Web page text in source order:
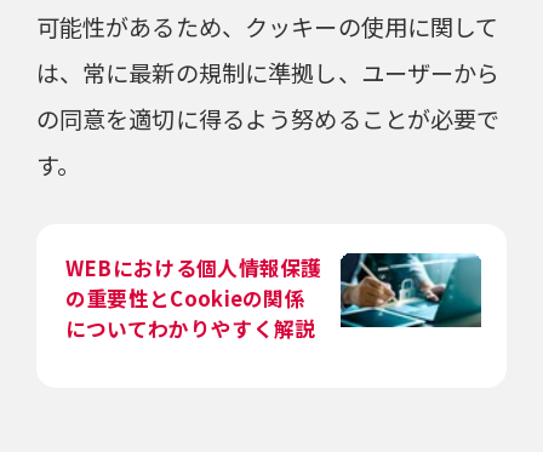
可能性があるため、クッキーの使用に関して
は、常に最新の規制に準拠し、ユーザーから
の同意を適切に得るよう努めることが必要で
す。
WEBにおける個人情報保護
の重要性とCookieの関係
についてわかりやすく解説